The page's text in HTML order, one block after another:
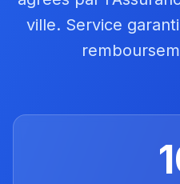
ville. Service